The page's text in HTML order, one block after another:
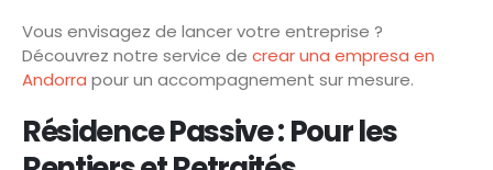
Vous envisagez de lancer votre entreprise ?
Découvrez notre service de crear una empresa en
Andorra pour un accompagnement sur mesure.
Résidence Passive : Pour les